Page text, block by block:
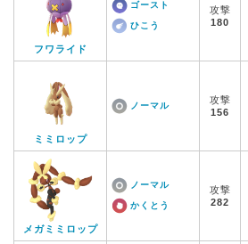
フワライド
ゴースト
ひこう
攻撃
180
ミミロップ
ノーマル
攻撃
156
メガミミロップ
ノーマル
かくとう
攻撃
282